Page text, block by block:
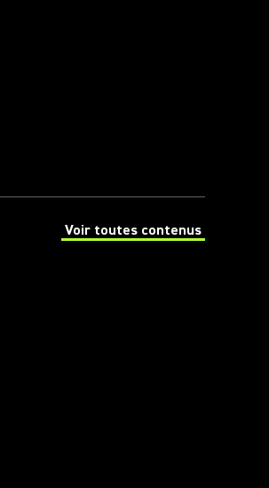
Voir toutes contenus
(Opens in a new tab)